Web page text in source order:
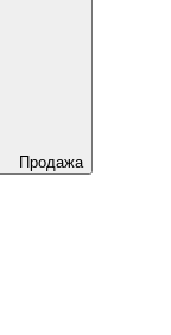
Продажа